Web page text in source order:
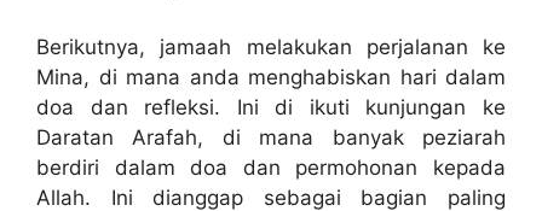
Berikutnya, jamaah melakukan perjalanan ke
Mina, di mana anda menghabiskan hari dalam
doa dan refleksi. Ini di ikuti kunjungan ke
Daratan Arafah, di mana banyak peziarah
berdiri dalam doa dan permohonan kepada
Allah. Ini dianggap sebagai bagian paling